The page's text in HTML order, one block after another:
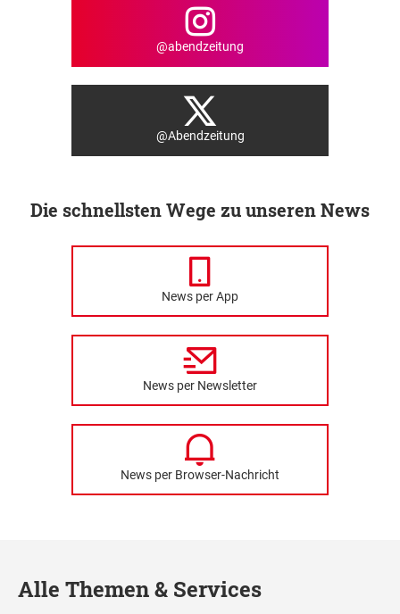
@abendzeitung
@Abendzeitung
Die schnellsten Wege zu unseren News
News per App
News per Newsletter
News per Browser-Nachricht
Alle Themen & Services